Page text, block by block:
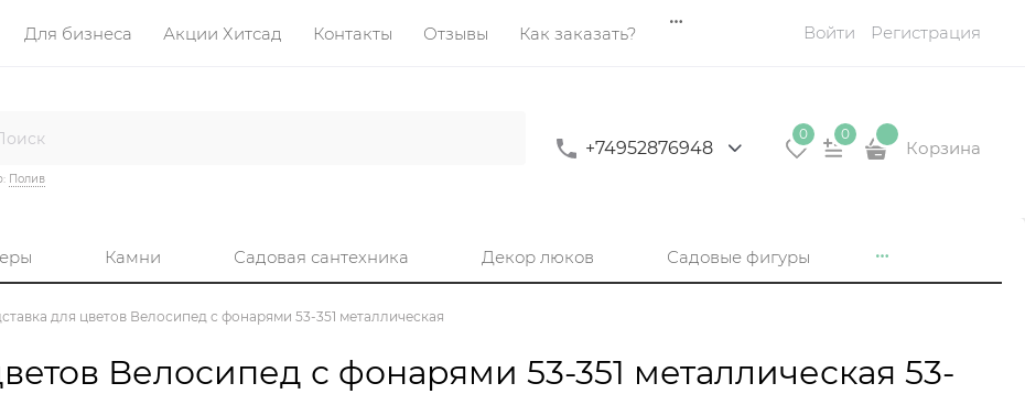
Для бизнеса Акции Хитсад Контакты Отзывы Как заказать? Войти Регистрация
Полив
+74952876948
0 0
Корзина
Камни Садовая сантехника Декор люков Садовые фигуры
для цветов Велосипед с фонарями 53-351 металлическая
Велосипед с фонарями 53-351 металлическая 53-